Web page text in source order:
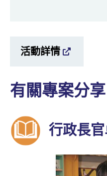
活動詳情
有關專案分享
行政長